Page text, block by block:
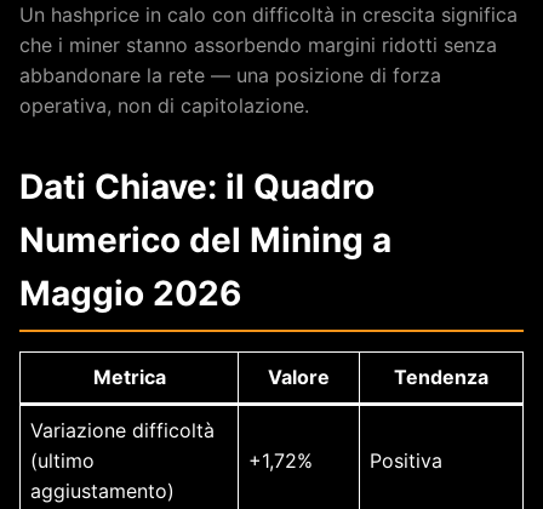
Un hashprice in calo con difficoltà in crescita significa
che i miner stanno assorbendo margini ridotti senza
abbandonare la rete — una posizione di forza
operativa, non di capitolazione.
Dati Chiave: il Quadro
Numerico del Mining a
Maggio 2026
Metrica Valore Tendenza
Variazione difficoltà
(ultimo
aggiustamento)
+1,72% Positiva